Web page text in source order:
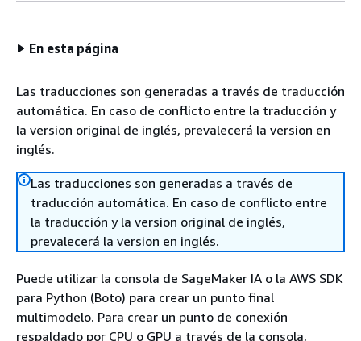
En esta página
Las traducciones son generadas a través de traducción
automática. En caso de conflicto entre la traducción y
la version original de inglés, prevalecerá la version en
inglés.
Las traducciones son generadas a través de
traducción automática. En caso de conflicto entre
la traducción y la version original de inglés,
prevalecerá la version en inglés.
Puede utilizar la consola de SageMaker IA o la AWS SDK
para Python (Boto) para crear un punto final
multimodelo. Para crear un punto de conexión
respaldado por CPU o GPU a través de la consola,